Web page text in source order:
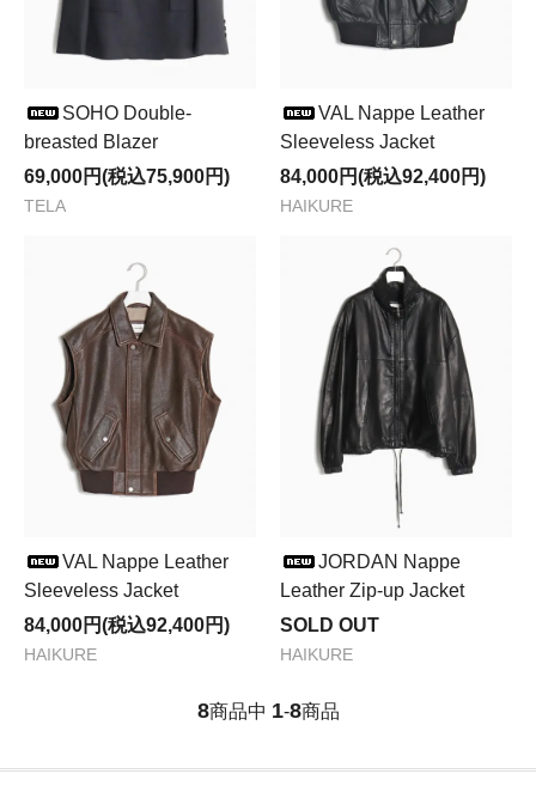
SOHO Double-
breasted Blazer
69,000円(税込75,900円)
TELA
VAL Nappe Leather
Sleeveless Jacket
84,000円(税込92,400円)
HAIKURE
VAL Nappe Leather
Sleeveless Jacket
84,000円(税込92,400円)
HAIKURE
JORDAN Nappe
Leather Zip-up Jacket
SOLD OUT
HAIKURE
8商品中 1-8商品